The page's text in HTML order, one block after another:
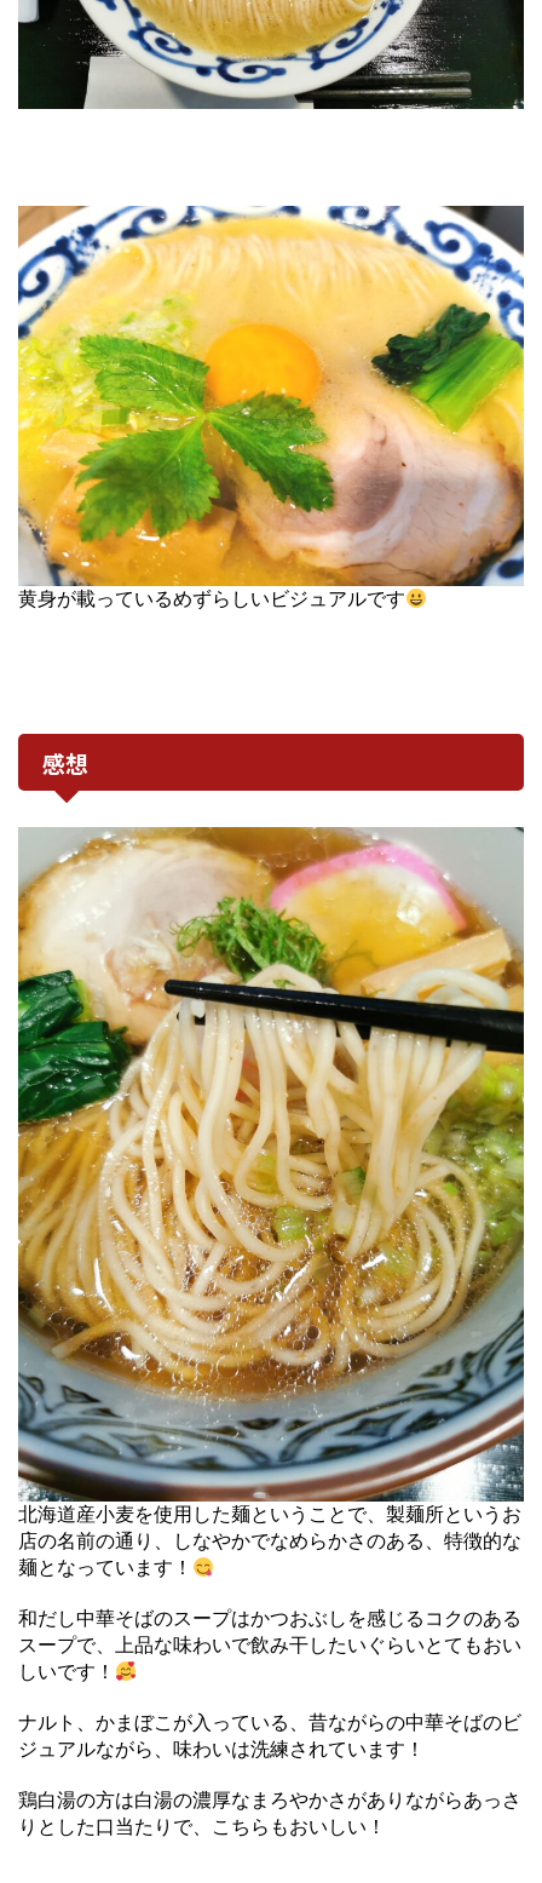
黄身が載っているめずらしいビジュアルです
感想
北海道産小麦を使用した麺ということで、製麺所というお
店の名前の通り、しなやかでなめらかさのある、特徴的な
麺となっています！
和だし中華そばのスープはかつおぶしを感じるコクのある
スープで、上品な味わいで飲み干したいぐらいとてもおい
しいです！
ナルト、かまぼこが入っている、昔ながらの中華そばのビ
ジュアルながら、味わいは洗練されています！
鶏白湯の方は白湯の濃厚なまろやかさがありながらあっさ
りとした口当たりで、こちらもおいしい！